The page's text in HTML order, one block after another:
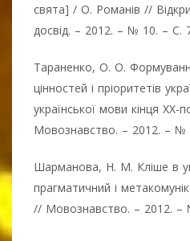
свята] / О. Романів //
досвід. – 2012. – № 10. – С.
Тараненко, О. О.
цінностей і пріоритетів
української мови кінця
Мовознавство. – 2012. – №
Шарманова, Н. М. Кліше в
прагматичний і
// Мовознавство. – 2012. –